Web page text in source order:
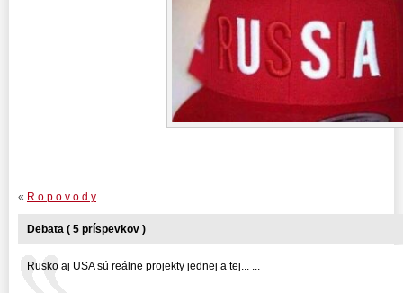
« R o p o v o d y
Debata ( 5 príspevkov )
Rusko aj USA sú reálne projekty jednej a tej... ...